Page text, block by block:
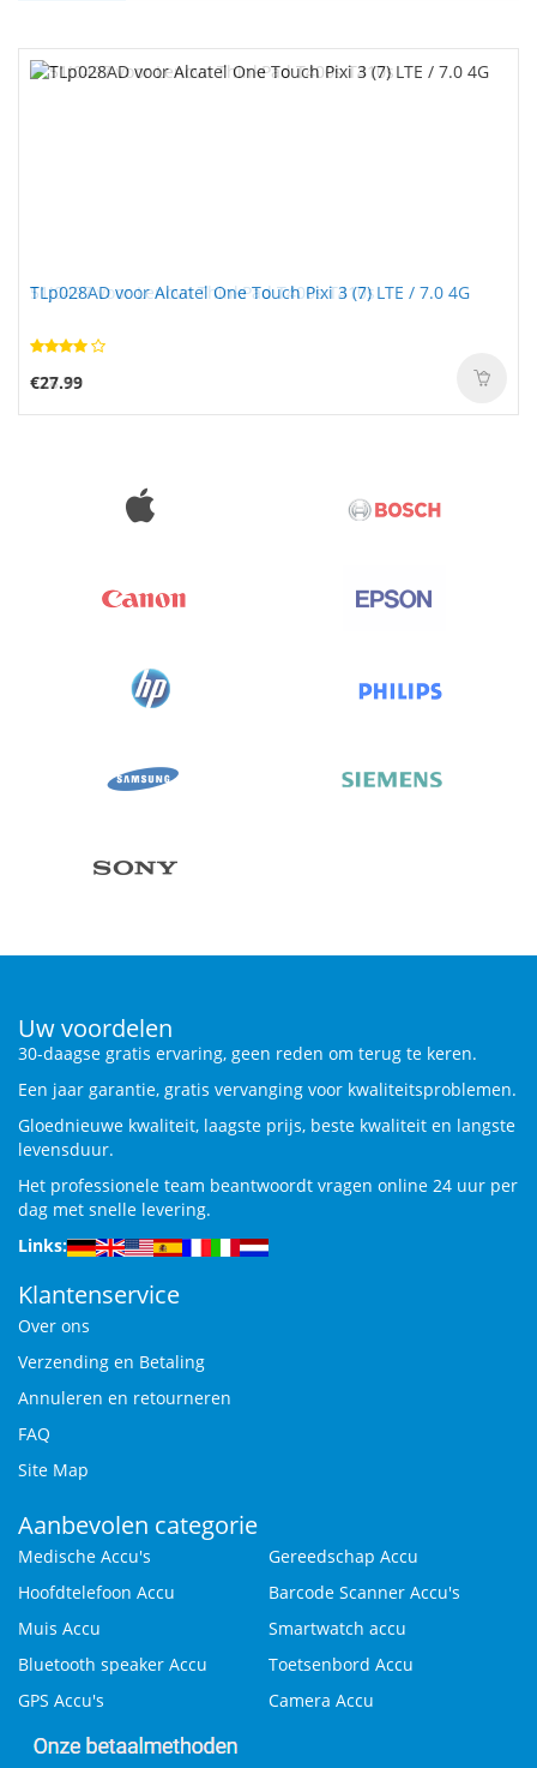
TLp028AD voor Alcatel One Touch Pixi 3 (7) LTE / 7.0 4G
€27.99
Uw voordelen
30-daagse gratis ervaring, geen reden om terug te keren.
Een jaar garantie, gratis vervanging voor kwaliteitsproblemen.
Gloednieuwe kwaliteit, laagste prijs, beste kwaliteit en langste
levensduur.
Het professionele team beantwoordt vragen online 24 uur per
dag met snelle levering.
Links:
Klantenservice
Over ons
Verzending en Betaling
Annuleren en retourneren
FAQ
Site Map
Aanbevolen categorie
Medische Accu's
Gereedschap Accu
Hoofdtelefoon Accu
Barcode Scanner Accu's
Muis Accu
Smartwatch accu
Bluetooth speaker Accu
Toetsenbord Accu
GPS Accu's
Camera Accu